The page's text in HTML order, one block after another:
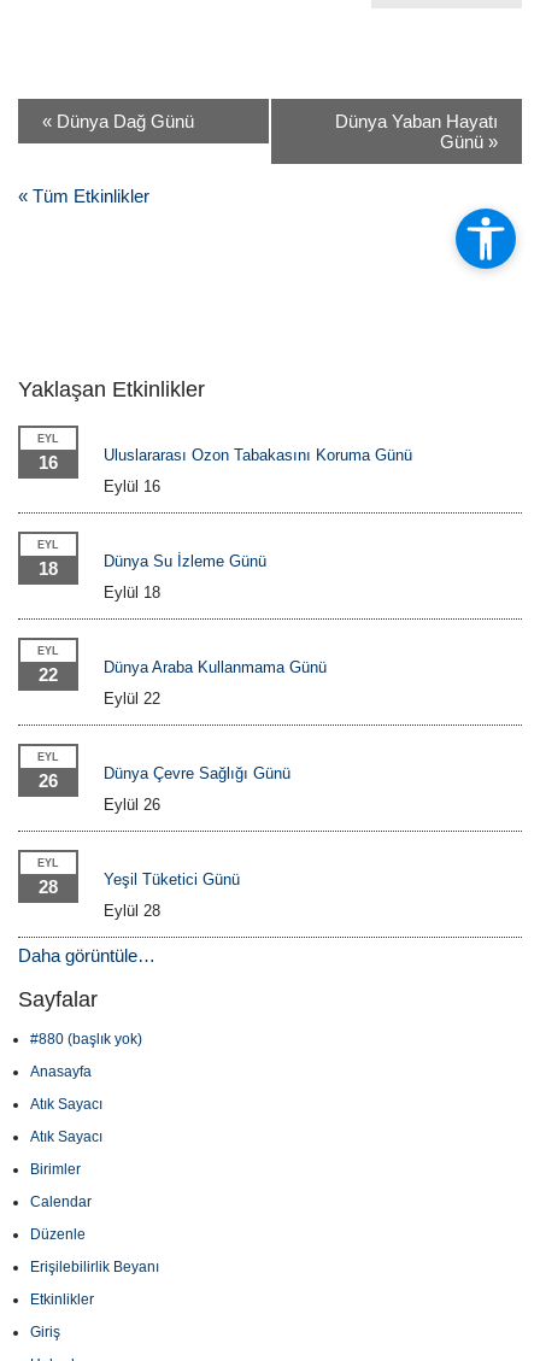
« Dünya Dağ Günü
Dünya Yaban Hayatı
Günü »
« Tüm Etkinlikler
Yaklaşan Etkinlikler
EYL
16
Uluslararası Ozon Tabakasını Koruma Günü
Eylül 16
EYL
18
Dünya Su İzleme Günü
Eylül 18
EYL
22
Dünya Araba Kullanmama Günü
Eylül 22
EYL
26
Dünya Çevre Sağlığı Günü
Eylül 26
EYL
28
Yeşil Tüketici Günü
Eylül 28
Daha görüntüle…
Sayfalar
#880 (başlık yok)
Anasayfa
Atık Sayacı
Atık Sayacı
Birimler
Calendar
Düzenle
Erişilebilirlik Beyanı
Etkinlikler
Giriş